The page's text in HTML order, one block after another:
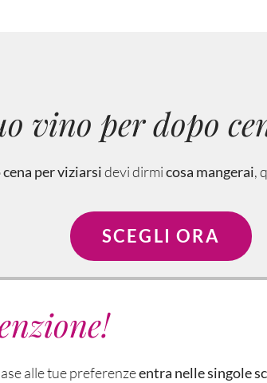
vino per dopo
per viziarsidevi dirmicosa mangerai,
SCEGLI ORA
alle tue preferenzeentra nelle singole